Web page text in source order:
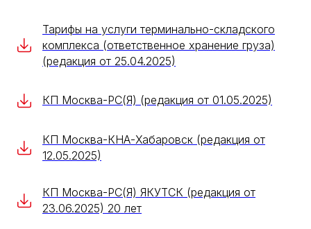
Тарифы на услуги терминально-складского
комплекса (ответственное хранение груза)
(редакция от 25.04.2025)
КП Москва-РС(Я) (редакция от 01.05.2025)
КП Москва-КНА-Хабаровск (редакция от
12.05.2025)
КП Москва-РС(Я) ЯКУТСК (редакция от
23.06.2025) 20 лет